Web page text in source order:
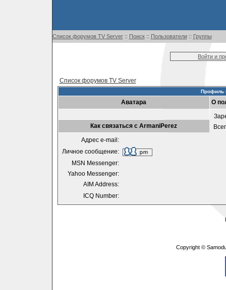
Список форумов TV Server:: Поиск:: Пользователи:: Группы
Войти и
Список форумов TV Server
Профиль
Аватара
О
Как связаться с ArmaniPerez
Адрес e-mail:
Личное сообщение:
MSN Messenger:
Yahoo Messenger:
AIM Address:
ICQ Number:
Copyright ©